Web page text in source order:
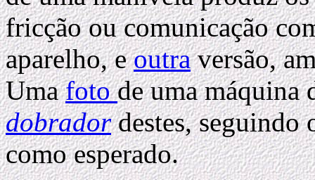
fricção ou comunicação
aparelho, eoutraversão,
Umafotode uma máquina
dobradordestes, seguindo
como esperado.